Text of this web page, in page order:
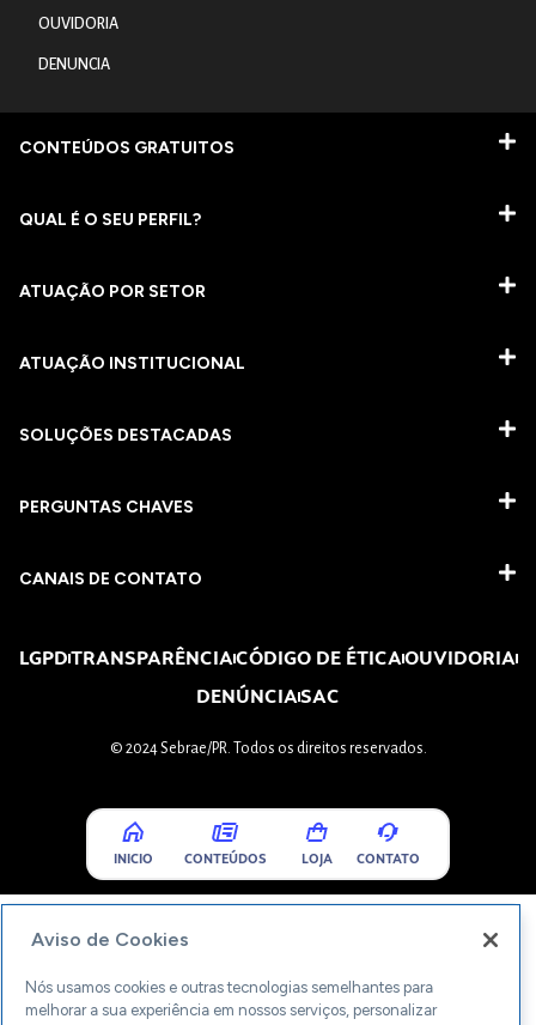
OUVIDORIA
DENUNCIA
CONTEÚDOS GRATUITOS
QUAL É O SEU PERFIL?
ATUAÇÃO POR SETOR
ATUAÇÃO INSTITUCIONAL
SOLUÇÕES DESTACADAS
PERGUNTAS CHAVES​
CANAIS DE CONTATO
LGPDTRANSPARÊNCIACÓDIGO DE ÉTICAOUVIDORIA
DENÚNCIASAC
© 2024 Sebrae/PR. Todos os direitos reservados.
INICIO CONTEÚDOS LOJA CONTATO
Aviso de Cookies
Nós usamos cookies e outras tecnologias semelhantes para
melhorar a sua experiência em nossos serviços, personalizar